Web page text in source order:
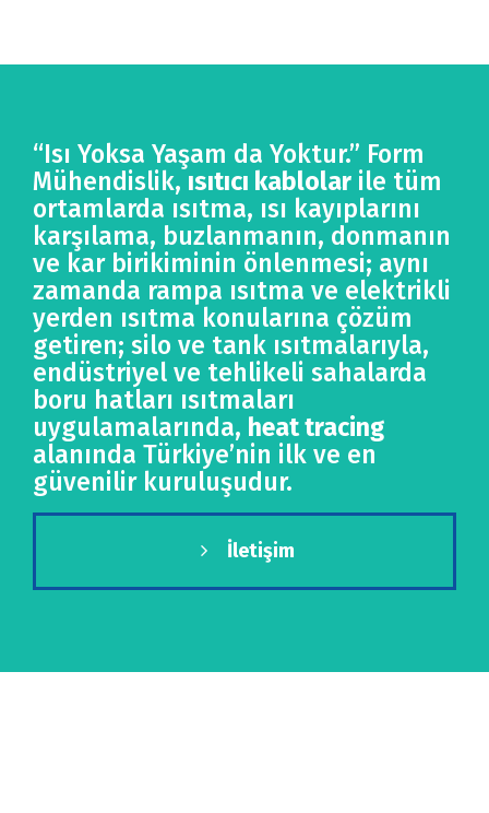
“Isı Yoksa Yaşam da Yoktur.” Form
Mühendislik, ısıtıcı kablolar ile tüm
ortamlarda ısıtma, ısı kayıplarını
karşılama, buzlanmanın, donmanın
ve kar birikiminin önlenmesi; aynı
zamanda rampa ısıtma ve elektrikli
yerden ısıtma konularına çözüm
getiren; silo ve tank ısıtmalarıyla,
endüstriyel ve tehlikeli sahalarda
boru hatları ısıtmaları
uygulamalarında, heat tracing
alanında Türkiye’nin ilk ve en
güvenilir kuruluşudur.
İletişim